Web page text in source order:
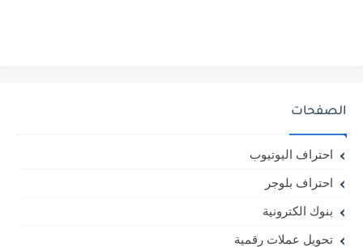
الصفحات
احتراف اليوتيوب
احتراف بلوجر
بنوك الكترونية
تحويل عملات رقمية